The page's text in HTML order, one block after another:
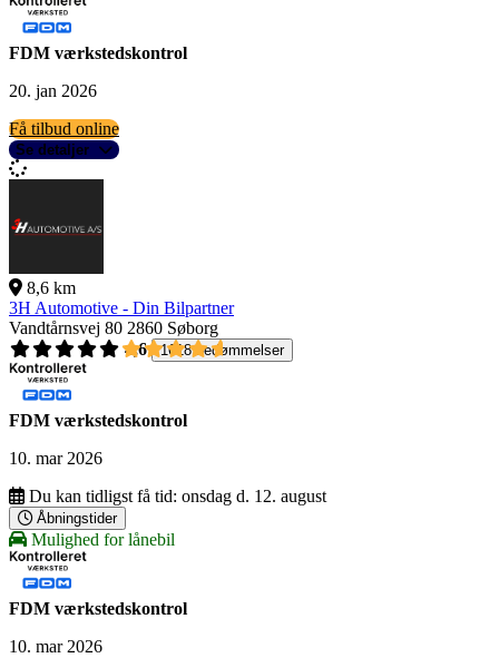
FDM værkstedskontrol
20. jan 2026
Få tilbud online
Se detaljer
8,6 km
3H Automotive - Din Bilpartner
Vandtårnsvej 80 2860 Søborg
4,6
1618 bedømmelser
FDM værkstedskontrol
10. mar 2026
Du kan tidligst få tid: onsdag d. 12. august
Åbningstider
Mulighed for lånebil
FDM værkstedskontrol
10. mar 2026